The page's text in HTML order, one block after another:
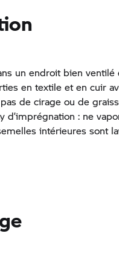
un endroit bien ventilé
en textile et en cuir
pas de cirage ou de
d’imprégnation : ne
intérieures sont